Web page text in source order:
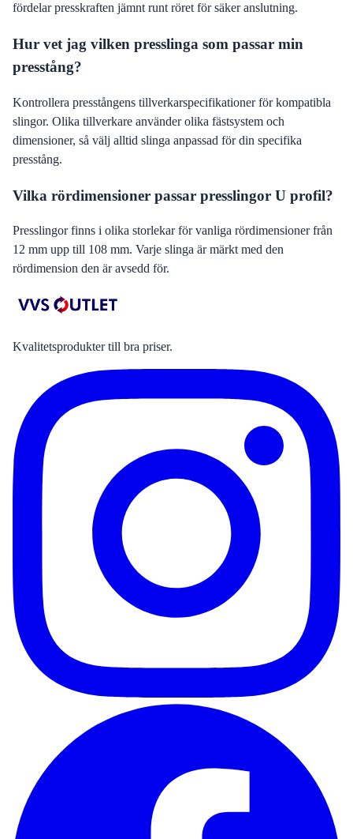
fördelar presskraften jämnt runt röret för säker anslutning.
Hur vet jag vilken presslinga som passar min
presstång?
Kontrollera presstångens tillverkarspecifikationer för kompatibla
slingor. Olika tillverkare använder olika fästsystem och
dimensioner, så välj alltid slinga anpassad för din specifika
presstång.
Vilka rördimensioner passar presslingor U profil?
Presslingor finns i olika storlekar för vanliga rördimensioner från
12 mm upp till 108 mm. Varje slinga är märkt med den
rördimension den är avsedd för.
Kvalitetsprodukter till bra priser.